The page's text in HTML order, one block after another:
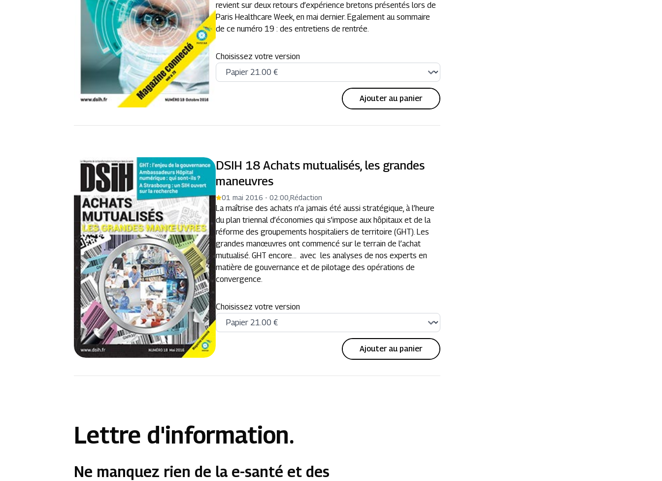
revient sur deux retours d’expérience bretons présentés lors de
Paris Healthcare Week, en mai dernier. Egalement au sommaire
de ce numéro 19 : des entretiens de rentrée.
Choisissez votre version
Ajouter au panier
DSIH 18 Achats mutualisés, les grandes
maneuvres
01 mai 2016 - 02:00 ,Rédaction
La maîtrise des achats n’a jamais été aussi stratégique, à l’heure
du plan triennal d’économies qui s’impose aux hôpitaux et de la
réforme des groupements hospitaliers de territoire (GHT). Les
grandes manœuvres ont commencé sur le terrain de l’achat
mutualisé. GHT encore… avec les analyses de nos experts en
matière de gouvernance et de pilotage des opérations de
convergence.
Choisissez votre version
Ajouter au panier
Lettre d'information.
Ne manquez rien de la e-santé et des